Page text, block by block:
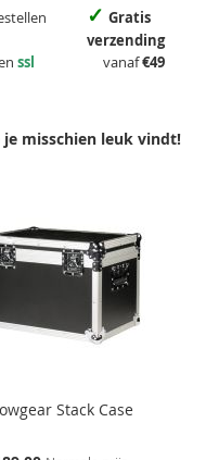
ssl
✓ Gratis
verzending
vanaf€49
misschien leuk vindt!
Stack Case